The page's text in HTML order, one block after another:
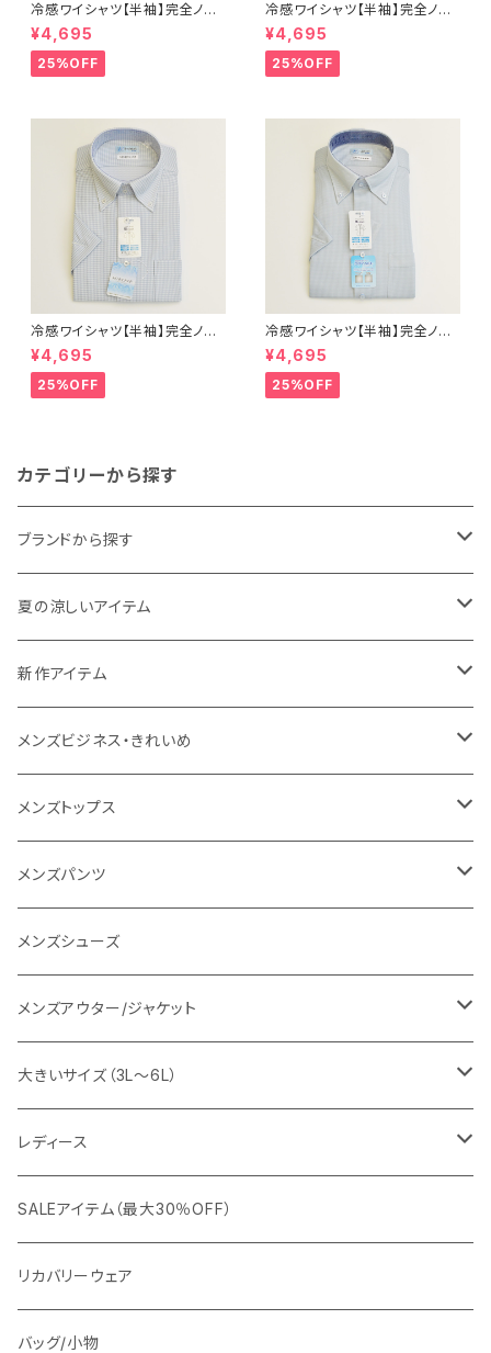
冷感ワイシャツ【半袖】完全ノー
アイロン i-Shirt｜-2℃冷却 形
態安定 レギュラーシルエット カ
ッタウェイ ストライプ メンズ ビ
ジネス exha11-cw-12 L.グレ
¥4,695
25%OFF
冷感ワイシャツ【半袖】完全ノー
アイロン i-Shirt｜-2℃冷却 形
態安定 レギュラーシルエット ボ
タンダウン ドビー メンズ ビジネ
¥4,695
25%OFF
冷感ワイシャツ【半袖】完全ノー
アイロン i-Shirt｜-2℃冷却 形
態安定 レギュラーシルエット ボ
タンダウン チェック柄 メンズ ビ
ジネス exha12-dbd-12 L.グ
¥4,695
25%OFF
冷感ワイシャツ【半袖】完全ノー
アイロン i-Shirt｜-2℃冷却 形
態安定 レギュラーシルエット ボ
タンダウン ドビー メンズ ビジネ
ス dhy195t-dbd-72 L.グリー
¥4,695
25%OFF
カテゴリーから探す
ブランドから探す
THE NORTH FACE
NANGA
1PIU1UGUALE3 RELAX
go slow caravan
SY32 by SWEET YEARS
URBAN SQUARE
EDWIN
snow peak
G-stage
TETEHOMME
TAION
夏の涼しいアイテム
メンズ
レディース
新作アイテム
メンズ
レディース
メンズビジネス・きれいめ
スーツ
カジュアルセットアップ
スラックス
ワイシャツ
シューズ
フォーマル
Tシャツ/ポロシャツ
メンズトップス
Tシャツ/カットソー
シャツ/ポロシャツ
パーカー/スウェット
ニット
メンズパンツ
デニムパンツ
イージーパンツ
スラックス
メンズシューズ
メンズアウター/ジャケット
ジャケット
カジュアルジャケット
ビジネスジャケット
ブルゾン
コート
マウンテンパーカー/アウトドア
ダウン / 中綿アウター
大きいサイズ（3L～6L）
ビジネス
セットアップ
ワイシャツ
カジュアル
ニット/Tシャツ/カットソー
スウェット/パーカー
アウター
レディース
アウター
トップス（ブラウス/カットソー）
ジャケット
SALEアイテム（最大30％OFF）
リカバリーウェア
バッグ/小物